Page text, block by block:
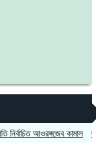
আওরঙ্গজেব কামাল